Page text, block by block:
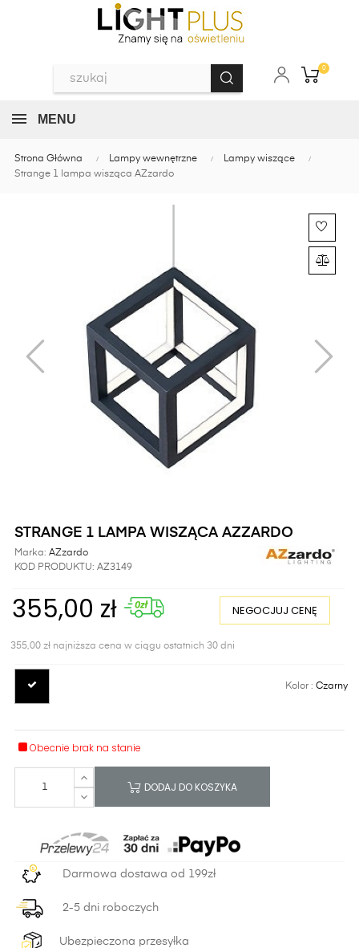
0
MENU
Strona Główna Lampy wewnętrzne
Lampy wiszące
Strange 1 lampa wisząca AZzardo
STRANGE 1 LAMPA WISZĄCA AZZARDO
Marka: AZzardo
KOD PRODUKTU: AZ3149
355,00 zł NEGOCJUJ CENĘ
355,00 zł najniższa cena w ciągu ostatnich 30 dni
Kolor :Czarny
Obecnie brak na stanie
DODAJ DO KOSZYKA
Darmowa dostawa od 199zł
2-5 dni roboczych
Ubezpieczona przesyłka